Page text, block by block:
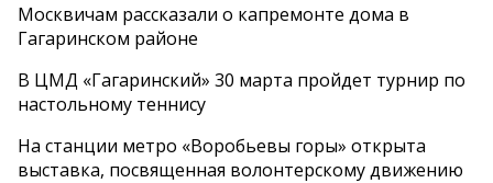
Москвичам рассказали о капремонте дома в
Гагаринском районе
В ЦМД «Гагаринский» 30 марта пройдет турнир по
настольному теннису
На станции метро «Воробьевы горы» открыта
выставка, посвященная волонтерскому движению